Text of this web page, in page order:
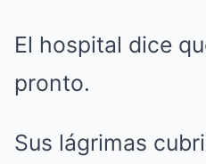
El hospital dice
pronto.
Sus lágrimas